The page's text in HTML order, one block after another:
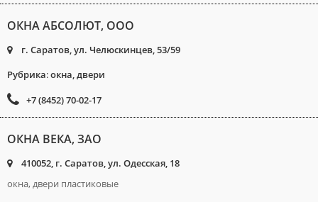
ОКНА АБСОЛЮТ, ООО
г. Саратов, ул. Челюскинцев, 53/59
Рубрика:окна, двери
+7 (8452) 70-02-17
ОКНА ВЕКА, ЗАО
410052, г. Саратов, ул. Одесская, 18
окна, двери пластиковые